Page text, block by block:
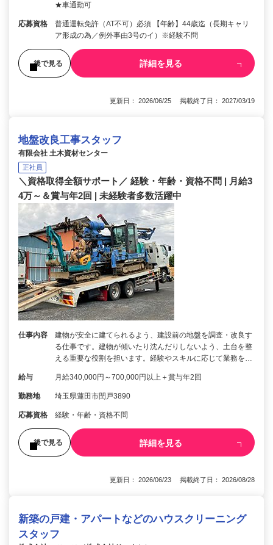
★車通勤可
応募資格
普通運転免許（AT不可）必須 【年齢】44歳迄（長期キャリ
ア形成の為／例外事由3号のイ）※経験不問
後で見る 詳細を見る
更新日： 2026/06/25 掲載終了日： 2027/03/19
地盤改良工事スタッフ
有限会社 土木資材センター
正社員
＼資格取得全額サポート／ 経験・年齢・資格不問 | 月給3
4万～＆賞与年2回 | 未経験者多数活躍中
仕事内容
建物が安全に建てられるよう、建設前の地盤を調査・改良す
る仕事です。建物が傾いたり沈んだりしないよう、土台を整
える重要な役割を担います。経験やスキルに応じて業務を…
給与 月給340,000円～700,000円以上＋賞与年2回
勤務地 埼玉県蓮田市閏戸3890
応募資格 経験・年齢・資格不問
後で見る 詳細を見る
更新日： 2026/06/23 掲載終了日： 2026/08/28
新築の戸建・アパートなどのハウスクリーニング
スタッフ